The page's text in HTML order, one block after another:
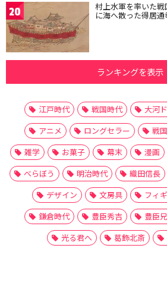
20 村上水軍を率いた
に海へ散った得居
ランキングを表示
江戸時代 戦国時代 大河
アニメ
ロングセラー 戦
雑学
お菓子 幕末 漫画
べらぼう
明治時代 織田信長
デザイン
文房具 フィ
鎌倉時代
豊臣秀吉 豊臣
光る君へ
葛飾北斎